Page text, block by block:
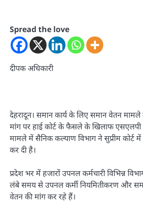
Spread the love
दीपक अधिकारी
देहरादून। समान कार्य के लिए समान वेतन
मांग पर हाई कोर्ट के फैसले के खिलाफ एसएलपी
मामले में सैनिक कल्याण विभाग ने सुप्रीम कोर्ट में
कर दी है।
प्रदेश भर में हजारों उपनल कर्मचारी विभिन्न
लंबे समय से उपनल कर्मी नियमितीकरण और
वेतन की मांग कर रहे हैं।